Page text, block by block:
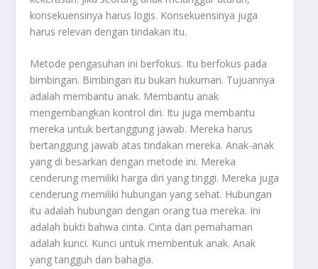
konsekuensinya harus logis. Konsekuensinya juga
harus relevan dengan tindakan itu.
Metode pengasuhan ini berfokus. Itu berfokus pada
bimbingan. Bimbingan itu bukan hukuman. Tujuannya
adalah membantu anak. Membantu anak
mengembangkan kontrol diri. Itu juga membantu
mereka untuk bertanggung jawab. Mereka harus
bertanggung jawab atas tindakan mereka. Anak-anak
yang di besarkan dengan metode ini. Mereka
cenderung memiliki harga diri yang tinggi. Mereka juga
cenderung memiliki hubungan yang sehat. Hubungan
itu adalah hubungan dengan orang tua mereka. Ini
adalah bukti bahwa cinta. Cinta dan pemahaman
adalah kunci. Kunci untuk membentuk anak. Anak
yang tangguh dan bahagia.